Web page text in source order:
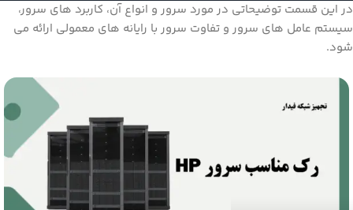
در این قسمت توضیحاتی در مورد سرور و انواع آن، کاربرد های سرور،
سیستم عامل های سرور و تفاوت سرور با رایانه های معمولی ارائه می
شود.